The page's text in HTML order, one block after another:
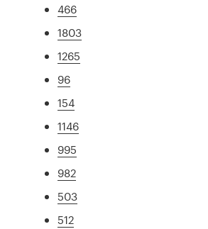
466
1803
1265
96
154
1146
995
982
503
512